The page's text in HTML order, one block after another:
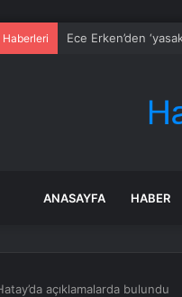
Ece Erken’den
ANASAYFA HABER
açıklamalarda bulundu